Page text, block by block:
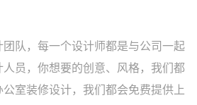
队，每一个设计师都是与公司一起
员，你想要的创意、风格，我们都
室装修设计，我们都会免费提供上